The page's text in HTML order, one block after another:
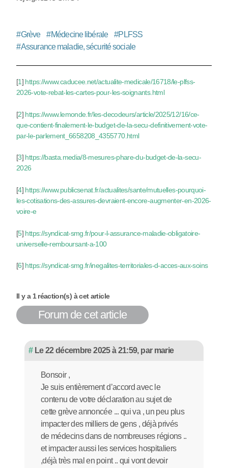
#Grève #Médecine libérale #PLFSS
#Assurance maladie, sécurité sociale
[1] https://www.caducee.net/actualite-medicale/16718/le-plfss-
2026-vote-rebat-les-cartes-pour-les-soignants.html
[2] https://www.lemonde.fr/les-decodeurs/article/2025/12/16/ce-
que-contient-finalement-le-budget-de-la-secu-definitivement-vote-
par-le-parlement_6658208_4355770.html
[3] https://basta.media/8-mesures-phare-du-budget-de-la-secu-
2026
[4] https://www.publicsenat.fr/actualites/sante/mutuelles-pourquoi-
les-cotisations-des-assures-devraient-encore-augmenter-en-2026-
voire-e
[5] https://syndicat-smg.fr/pour-l-assurance-maladie-obligatoire-
universelle-remboursant-a-100
[6] https://syndicat-smg.fr/inegalites-territoriales-d-acces-aux-soins
Il y a 1 réaction(s) à cet article
Forum de cet article
# Le 22 décembre 2025 à 21:59, par marie
Bonsoir ,
Je suis entièrement d’accord avec le
contenu de votre déclaration au sujet de
cette grève annoncée ... qui va , un peu plus
impacter des milliers de gens , déjà privés
de médecins dans de nombreuses régions ..
et impacter aussi les services hospitaliers
,déjà très mal en point .. qui vont devoir